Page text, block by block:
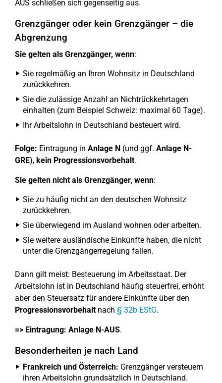
AUS schließen sich gegenseitig aus.
Grenzgänger oder kein Grenzgänger – die
Abgrenzung
Sie gelten als Grenzgänger, wenn:
Sie regelmäßig an Ihren Wohnsitz in Deutschland
zurückkehren.
Sie die zulässige Anzahl an Nichtrückkehrtagen
einhalten (zum Beispiel Schweiz: maximal 60 Tage).
Ihr Arbeitslohn in Deutschland besteuert wird.
Folge: Eintragung in Anlage N (und ggf. Anlage N-
GRE), kein Progressionsvorbehalt.
Sie gelten nicht als Grenzgänger, wenn:
Sie zu häufig nicht an den deutschen Wohnsitz
zurückkehren.
Sie überwiegend im Ausland wohnen oder arbeiten.
Sie weitere ausländische Einkünfte haben, die nicht
unter die Grenzgängerregelung fallen.
Dann gilt meist: Besteuerung im Arbeitsstaat. Der
Arbeitslohn ist in Deutschland häufig steuerfrei, erhöht
aber den Steuersatz für andere Einkünfte über den
Progressionsvorbehaltnach § 32b EStG.
=> Eintragung: Anlage N-AUS.
Besonderheiten je nach Land
Frankreich und Österreich: Grenzgänger versteuern
ihren Arbeitslohn grundsätzlich in Deutschland.